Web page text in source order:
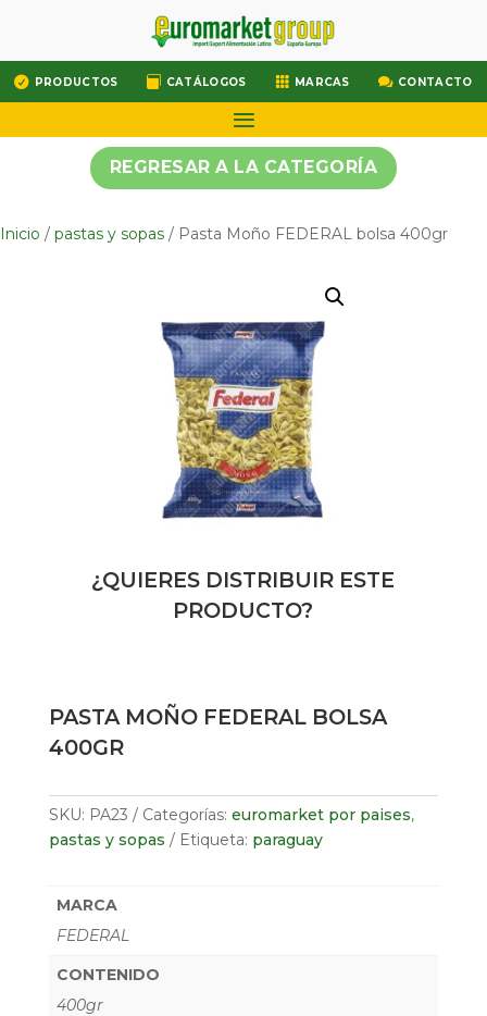
 PRODUCTOS  CATÁLOGOS  MARCAS  CONTACTO
REGRESAR A LA CATEGORÍA
Inicio / pastas y sopas / Pasta Moño FEDERAL bolsa 400gr
¿QUIERES DISTRIBUIR ESTE
PRODUCTO?
PASTA MOÑO FEDERAL BOLSA
400GR
SKU: PA23 Categorías: euromarket por paises,
pastas y sopas
Etiqueta: paraguay
MARCA
FEDERAL
CONTENIDO
400gr